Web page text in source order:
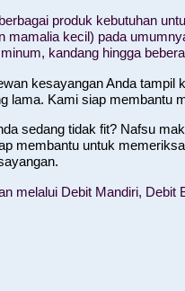
produk kebutuhan
mamalia kecil) pada
kandang hingga
kesayangan Anda
lama. Kami siap membantu
sedang tidak fit? Nafsu
membantu untuk
melalui Debit Mandiri,